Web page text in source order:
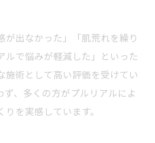
が出なかった」「肌荒れを繰り
ルで悩みが軽減した」といった
施術として高い評価を受けてい
ず、多くの方がプルリアルによ
を実感しています。